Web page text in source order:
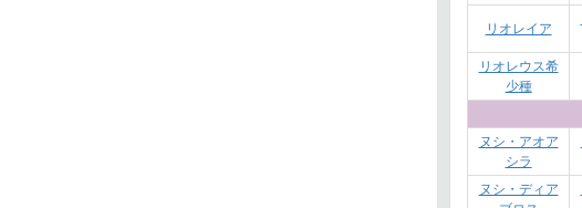
リオレイア
リオレウス希
少種
ヌシ・アオア
シラ
ヌシ・ディア